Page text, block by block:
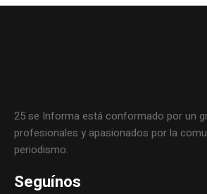
25 se Informa está conformado por un
profesionales y apasionados por la
periodismo.
Seguínos